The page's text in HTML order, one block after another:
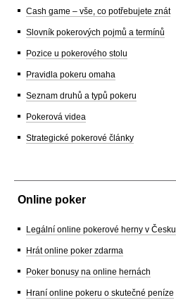
Cash game – vše, co potřebujete znát
Slovník pokerových pojmů a termínů
Pozice u pokerového stolu
Pravidla pokeru omaha
Seznam druhů a typů pokeru
Pokerová videa
Strategické pokerové články
Online poker
Legální online pokerové herny v Česku
Hrát online poker zdarma
Poker bonusy na online hernách
Hraní online pokeru o skutečné peníze